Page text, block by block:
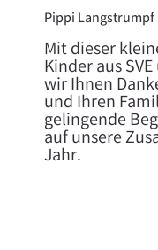
Pippi Langstrumpf
Mit dieser
Kinder aus
wir Ihnen
und Ihren
gelingende
auf unsere
Jahr.